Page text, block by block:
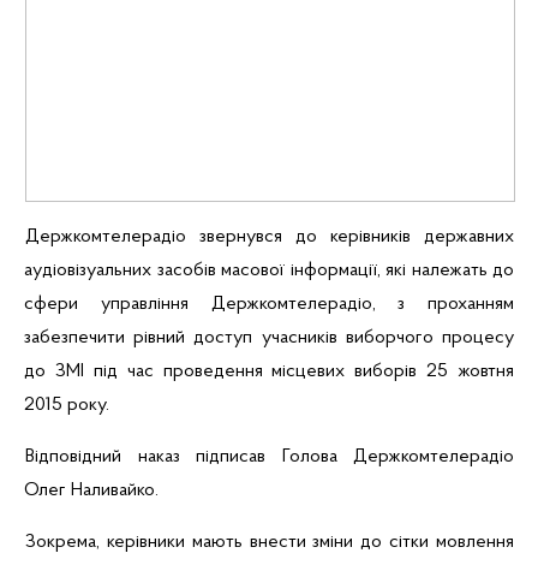
Держкомтелерадіо звернувся до керівників державних
аудіовізуальних засобів масової інформації, які належать до
сфери управління Держкомтелерадіо, з проханням
забезпечити рівний доступ учасників виборчого процесу
до ЗМІ під час проведення місцевих виборів 25 жовтня
2015 року.
Відповідний наказ підписав Голова Держкомтелерадіо
Олег Наливайко.
Зокрема, керівники мають внести зміни до сітки мовлення